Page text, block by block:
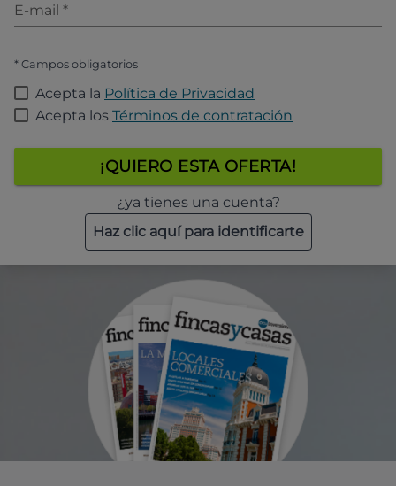
E-mail *
* Campos obligatorios
Acepta la Política de Privacidad
Acepta los Términos de contratación
¡QUIERO ESTA OFERTA!
¿ya tienes una cuenta?
Haz clic aquí para identificarte